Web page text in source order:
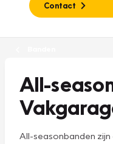
Contact
All-
All-seasonbanden